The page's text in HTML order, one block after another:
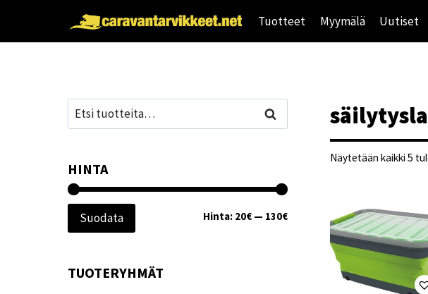
Tuotteet Myymälä Uutiset
Näytetään kaikki 5
Etsi: Haku
HINTA
Minimihinta
Maksimihinta
Suodata Hinta: 20€ — 130€
TUOTERYHMÄT